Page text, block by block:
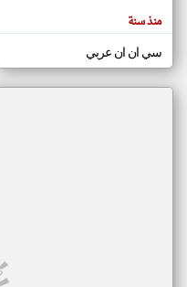
منذ سنة
سي ان ان عربي